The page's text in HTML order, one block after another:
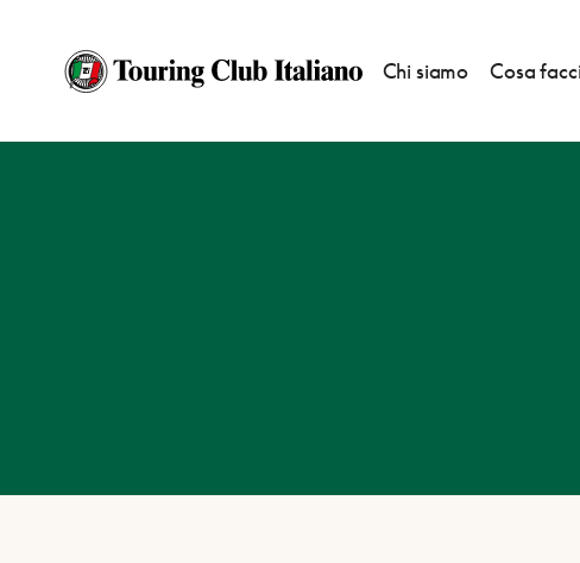
Chi siamo Cosa
HOME DESTINAZIONI ANDRIA